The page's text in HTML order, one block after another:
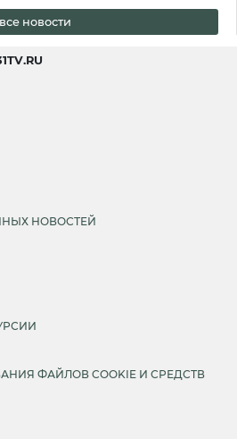
все новости
НОВОСТЕЙ
ФАЙЛОВ COOKIE И СРЕДСТВ